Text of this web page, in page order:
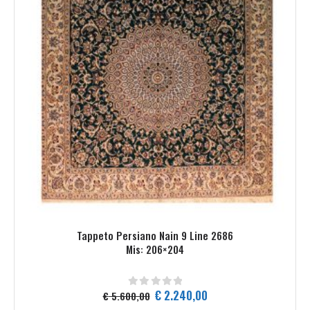
Tappeto Persiano Nain 9 Line 2686
Mis: 206×204
0Su 5
€5.600,00 Il
prezzo
€2.240,00Il